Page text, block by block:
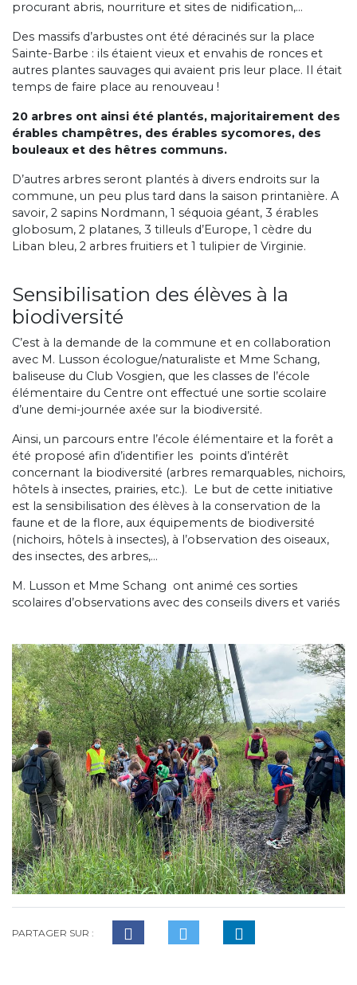
procurant abris, nourriture et sites de nidification,…
Des massifs d’arbustes ont été déracinés sur la place
Sainte-Barbe : ils étaient vieux et envahis de ronces et
autres plantes sauvages qui avaient pris leur place. Il était
temps de faire place au renouveau !
20 arbres ont ainsi été plantés, majoritairement des
érables champêtres, des érables sycomores, des
bouleaux et des hêtres communs.
D’autres arbres seront plantés à divers endroits sur la
commune, un peu plus tard dans la saison printanière. A
savoir, 2 sapins Nordmann, 1 séquoia géant, 3 érables
globosum, 2 platanes, 3 tilleuls d’Europe, 1 cèdre du
Liban bleu, 2 arbres fruitiers et 1 tulipier de Virginie.
Sensibilisation des élèves à la
biodiversité
C’est à la demande de la commune et en collaboration
avec M. Lusson écologue/naturaliste et Mme Schang,
baliseuse du Club Vosgien, que les classes de l’école
élémentaire du Centre ont effectué une sortie scolaire
d’une demi-journée axée sur la biodiversité.
Ainsi, un parcours entre l’école élémentaire et la forêt a
été proposé afin d’identifier les points d’intérêt
concernant la biodiversité (arbres remarquables, nichoirs,
hôtels à insectes, prairies, etc.). Le but de cette initiative
est la sensibilisation des élèves à la conservation de la
faune et de la flore, aux équipements de biodiversité
(nichoirs, hôtels à insectes), à l’observation des oiseaux,
des insectes, des arbres,…
M. Lusson et Mme Schang ont animé ces sorties
scolaires d’observations avec des conseils divers et variés
PARTAGER SUR :